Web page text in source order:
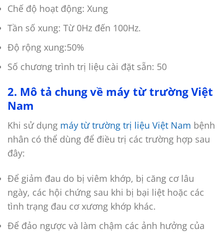
Chế độ hoạt động: Xung
Tần số xung: Từ 0Hz đến 100Hz.
Độ rộng xung:50%
Số chương trình trị liệu cài đặt sẵn: 50
2. Mô tả chung về máy từ trường Việt
Nam
Khi sử dụng máy từ trường trị liệu Việt Nam bệnh
nhân có thể dùng để điều trị các trường hợp sau
đây:
Để giảm đau do bị viêm khớp, bị căng cơ lâu
ngày, các hội chứng sau khi bị bại liệt hoặc các
tình trạng đau cơ xương khớp khác.
Để đảo ngược và làm chậm các ảnh hưởng của